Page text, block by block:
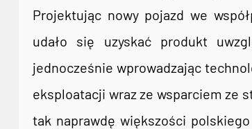
Projektując nowy pojazd we
udało się uzyskać produkt
jednocześnie wprowadzając
eksploatacji wraz ze wsparciem ze
tak naprawdę większości